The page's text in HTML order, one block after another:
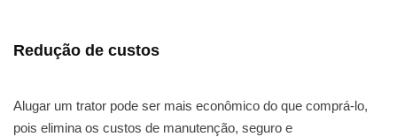
Redução de custos
Alugar um trator pode ser mais econômico do que comprá-lo,
pois elimina os custos de manutenção, seguro e